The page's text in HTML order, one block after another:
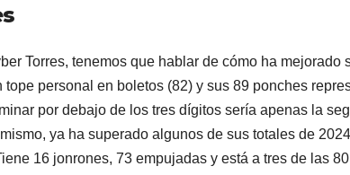
Torres, tenemos que hablar de cómo ha mejorado
tope personal en boletos (82) y sus 89 ponches
por debajo de los tres dígitos sería apenas la
ya ha superado algunos de sus totales de
16 jonrones, 73 empujadas y está a tres de las